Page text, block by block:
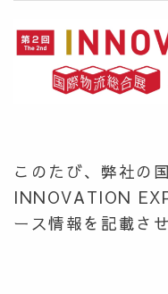
このたび、弊社の
INNOVATION
ース情報を記載さ